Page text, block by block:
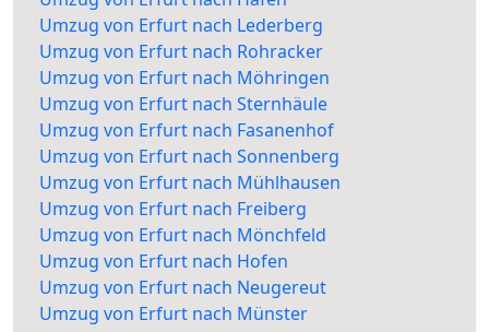
Umzug von Erfurt nach Lederberg
Umzug von Erfurt nach Rohracker
Umzug von Erfurt nach Möhringen
Umzug von Erfurt nach Sternhäule
Umzug von Erfurt nach Fasanenhof
Umzug von Erfurt nach Sonnenberg
Umzug von Erfurt nach Mühlhausen
Umzug von Erfurt nach Freiberg
Umzug von Erfurt nach Mönchfeld
Umzug von Erfurt nach Hofen
Umzug von Erfurt nach Neugereut
Umzug von Erfurt nach Münster